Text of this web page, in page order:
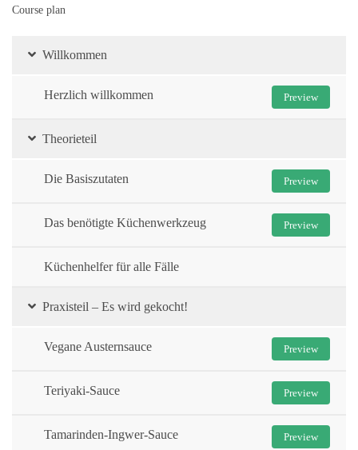
Course plan
Willkommen
Herzlich willkommen Preview
Theorieteil
Die Basiszutaten Preview
Das benötigte Küchenwerkzeug Preview
Küchenhelfer für alle Fälle
Praxisteil – Es wird gekocht!
Vegane Austernsauce Preview
Teriyaki-Sauce Preview
Tamarinden-Ingwer-Sauce Preview